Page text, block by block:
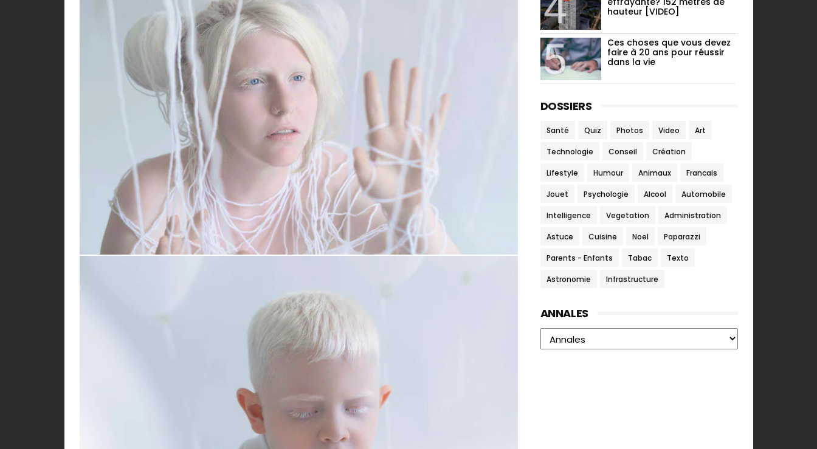
hauteur [VIDEO]
Ces choses que vous devez
faire à 20 ans pour réussir
dans la vie
DOSSIERS
Santé Quiz Photos Video Art
Technologie Conseil Création
Lifestyle Humour Animaux Francais
Jouet Psychologie Alcool Automobile
Intelligence Vegetation Administration
Astuce Cuisine Noel Paparazzi
Parents - Enfants Tabac Texto
Astronomie Infrastructure
ANNALES